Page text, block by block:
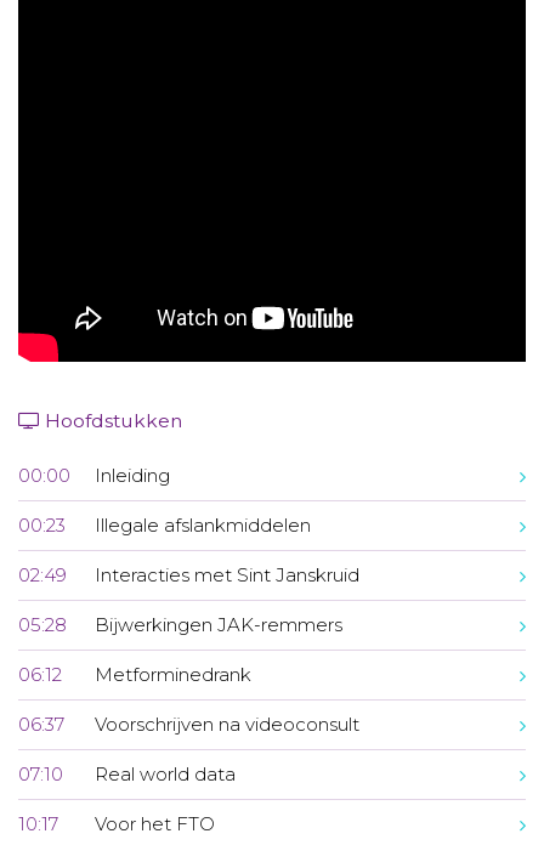
Hoofdstukken
00:00 Inleiding
00:23 Illegale afslankmiddelen
02:49 Interacties met Sint Janskruid
05:28 Bijwerkingen JAK-remmers
06:12 Metforminedrank
06:37 Voorschrijven na videoconsult
07:10 Real world data
10:17 Voor het FTO